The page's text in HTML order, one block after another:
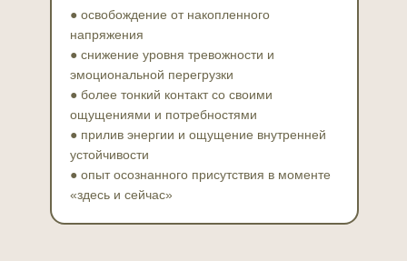
● освобождение от накопленного
напряжения
● снижение уровня тревожности и
эмоциональной перегрузки
● более тонкий контакт со своими
ощущениями и потребностями
● прилив энергии и ощущение внутренней
устойчивости
● опыт осознанного присутствия в моменте
«здесь и сейчас»